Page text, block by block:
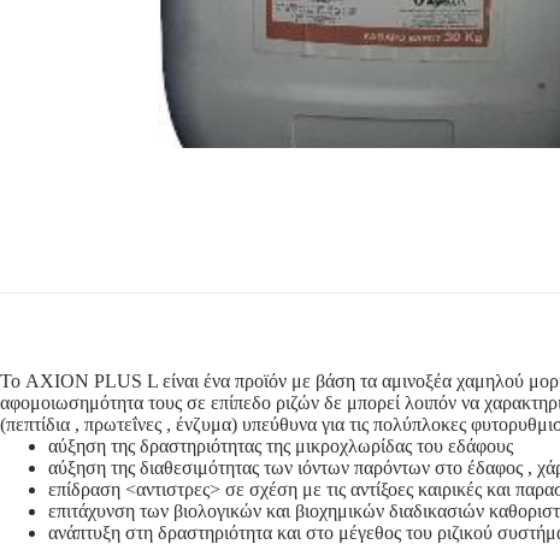
Το AXION PLUS L είναι ένα προϊόν με βάση τα αμινοξέα χαμηλού
αφομοιωσημότητα τους σε επίπεδο ριζών δε μπορεί λοιπόν να
(πεπτίδια , πρωτεΐνες , ένζυμα) υπεύθυνα για τις πολύπλοκες
αύξηση της δραστηριότητας της μικροχλωρίδας του εδάφους
αύξηση της διαθεσιμότητας των ιόντων παρόντων στο έδαφος ,
επίδραση <αντιστρες> σε σχέση με τις αντίξοες καιρικές και
επιτάχυνση των βιολογικών και βιοχημικών διαδικασιών
ανάπτυξη στη δραστηριότητα και στο μέγεθος του ριζικού